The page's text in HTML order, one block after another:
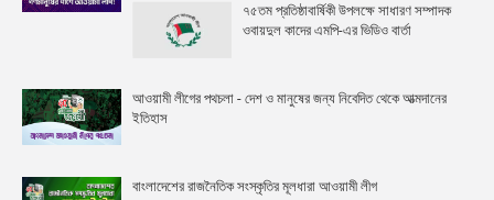
৭৫তম প্রতিষ্ঠাবার্ষিকী উপলক্ষে সাধারণ সম্পাদক
ওবায়দুল কাদের এমপি-এর ভিডিও বার্তা
আওয়ামী লীগের পথচলা - দেশ ও মানুষের জন্য নিবেদিত থেকে আত্মদানের
ইতিহাস
বাংলাদেশের রাজনৈতিক সংস্কৃতির মূলধারা আওয়ামী লীগ